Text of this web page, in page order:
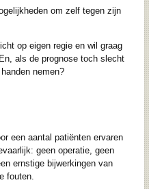
om zelf tegen zijn
op eigen regie en wil graag
als de prognose toch slecht
nemen?
een aantal patiënten ervaren
geen operatie, geen
ernstige bijwerkingen van
fouten.